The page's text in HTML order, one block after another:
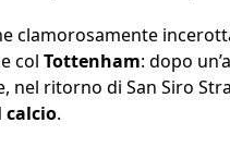
clamorosamente
col Tottenham: dopo
nel ritorno di San Siro
calcio.